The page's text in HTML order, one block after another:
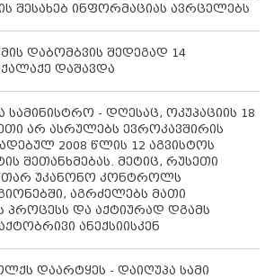
შესახებ ინფორმაციას ავრცელებს
დაბომბვის შედეგად 14
დაშავდა
სამინისტრო - დღესაც, ოკუპაციის 18
არ ასრულებს ევროკავშირის
2008 წლის 12 აგვისტოს
შეთანხმებას. მეტიც, რუსეთი
უკანონო კონტროლს
აგრძელებს მათი
პროცესს და აქტიურად დგამს
ანექსიისკენ
დაარტყეს - დაიღუპა სამი